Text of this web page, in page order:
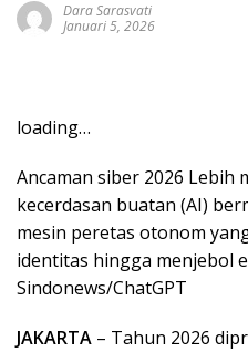
Dara Sarasvati
Januari 5, 2026
loading…
Ancaman siber 2026 Lebih
kecerdasan buatan (AI)
mesin peretas otonom
identitas hingga menjebol
Sindonews/ChatGPT
JAKARTA – Tahun 2026